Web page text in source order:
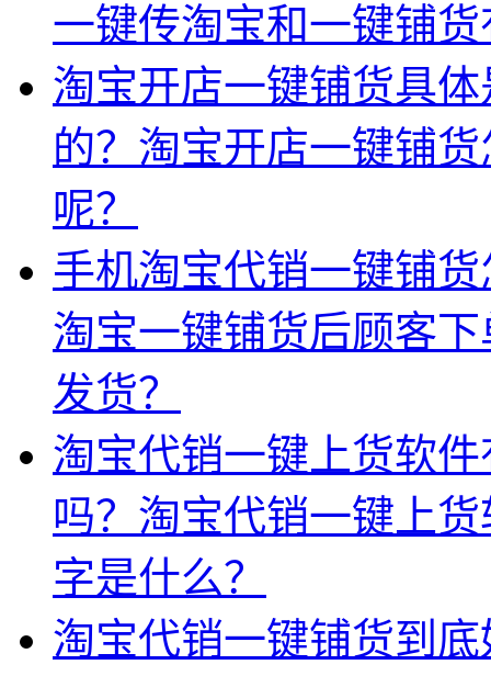
一键传淘宝和一键铺
淘宝开店一键铺货具
的？淘宝开店一键铺
呢？
手机淘宝代销一键铺
淘宝一键铺货后顾客
发货？
淘宝代销一键上货软
吗？淘宝代销一键上
字是什么？
淘宝代销一键铺货到